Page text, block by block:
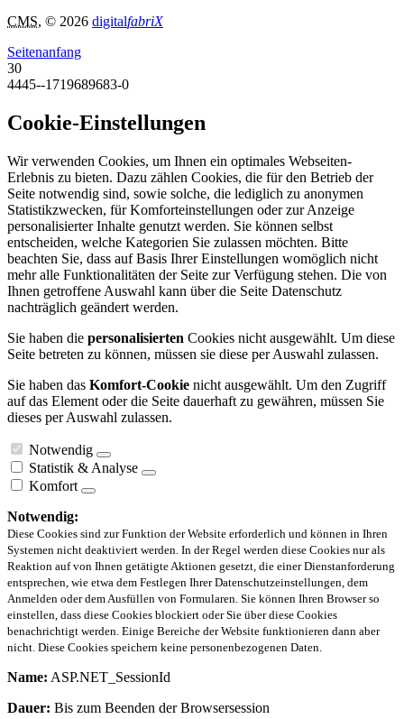
CMS, © 2026 digitalfabriX
Seitenanfang
30
4445--1719689683-0
Cookie-Einstellungen
Wir verwenden Cookies, um Ihnen ein optimales Webseiten-
Erlebnis zu bieten. Dazu zählen Cookies, die für den Betrieb der
Seite notwendig sind, sowie solche, die lediglich zu anonymen
Statistikzwecken, für Komforteinstellungen oder zur Anzeige
personalisierter Inhalte genutzt werden. Sie können selbst
entscheiden, welche Kategorien Sie zulassen möchten. Bitte
beachten Sie, dass auf Basis Ihrer Einstellungen womöglich nicht
mehr alle Funktionalitäten der Seite zur Verfügung stehen. Die von
Ihnen getroffene Auswahl kann über die Seite Datenschutz
nachträglich geändert werden.
Sie haben die personalisierten Cookies nicht ausgewählt. Um diese
Seite betreten zu können, müssen sie diese per Auswahl zulassen.
Sie haben das Komfort-Cookie nicht ausgewählt. Um den Zugriff
auf das Element oder die Seite dauerhaft zu gewähren, müssen Sie
dieses per Auswahl zulassen.
Notwendig
Statistik & Analyse
Komfort
Notwendig:
Diese Cookies sind zur Funktion der Website erforderlich und können in Ihren
Systemen nicht deaktiviert werden. In der Regel werden diese Cookies nur als
Reaktion auf von Ihnen getätigte Aktionen gesetzt, die einer Dienstanforderung
entsprechen, wie etwa dem Festlegen Ihrer Datenschutzeinstellungen, dem
Anmelden oder dem Ausfüllen von Formularen. Sie können Ihren Browser so
einstellen, dass diese Cookies blockiert oder Sie über diese Cookies
benachrichtigt werden. Einige Bereiche der Website funktionieren dann aber
nicht. Diese Cookies speichern keine personenbezogenen Daten.
Name: ASP.NET_SessionId
Dauer: Bis zum Beenden der Browsersession